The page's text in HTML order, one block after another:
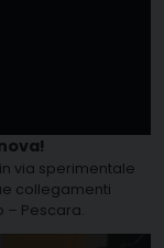
via sperimentale
collegamenti
– Pescara.